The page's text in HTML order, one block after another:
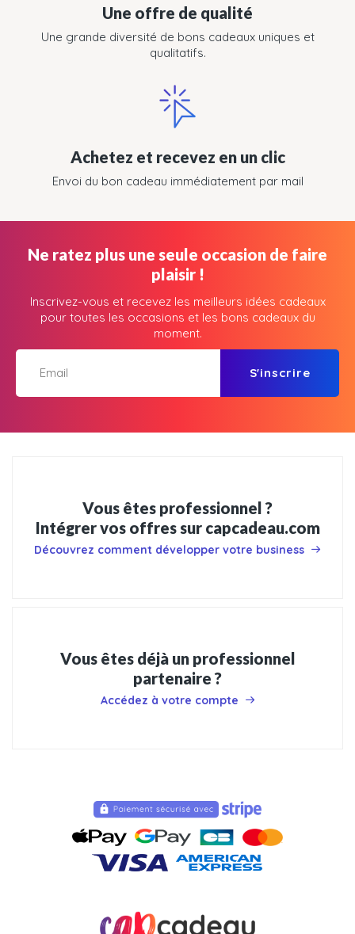
Une offre de qualité
Une grande diversité de bons cadeaux uniques et
qualitatifs.
Achetez et recevez en un clic
Envoi du bon cadeau immédiatement par mail
Ne ratez plus une seule occasion de faire
plaisir !
Inscrivez-vous et recevez les meilleurs idées cadeaux
pour toutes les occasions et les bons cadeaux du
moment.
S'inscrire
Vous êtes professionnel ?
Intégrer vos offres sur capcadeau.com
Découvrez comment développer votre business
Vous êtes déjà un professionnel
partenaire ?
Accédez à votre compte